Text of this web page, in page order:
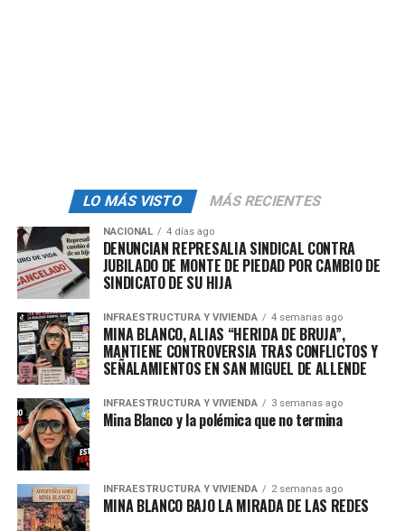
haber perdido su trabajo, las palabras de apoyo del
sindicato se perciben como vacías. Los trabajadores,
cansados de promesas incumplidas, exigen acciones
concretas que realmente los respalden en estos
momentos difíciles.
admin
LO MÁS VISTO MÁS RECIENTES
NACIONAL 4 días ago
DENUNCIAN REPRESALIA SINDICAL CONTRA
JUBILADO DE MONTE DE PIEDAD POR CAMBIO DE
SINDICATO DE SU HIJA
INFRAESTRUCTURA Y VIVIENDA 4 semanas ago
MINA BLANCO, ALIAS “HERIDA DE BRUJA”,
MANTIENE CONTROVERSIA TRAS CONFLICTOS Y
SEÑALAMIENTOS EN SAN MIGUEL DE ALLENDE
INFRAESTRUCTURA Y VIVIENDA 3 semanas ago
Mina Blanco y la polémica que no termina
INFRAESTRUCTURA Y VIVIENDA 2 semanas ago
MINA BLANCO BAJO LA MIRADA DE LAS REDES